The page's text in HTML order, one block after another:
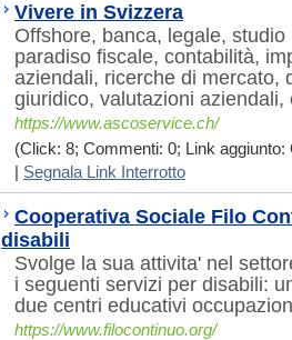
Vivere in Svizzera
Offshore, banca, legale,
paradiso fiscale, contabilità,
aziendali, ricerche di mercato,
giuridico, valutazioni aziendali,
https://www.ascoservice.ch/
(Click: 8; Commenti: 0; Link aggiunto:
Segnala Link Interrotto
Cooperativa Sociale Filo
disabili
Svolge la sua attivita' nel
i seguenti servizi per disabili:
due centri educativi
https://www.filocontinuo.org/